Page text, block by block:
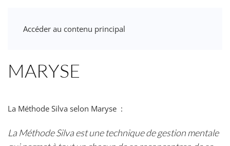
Accéder au contenu principal
MARYSE
La Méthode Silva selon Maryse :
La Méthode Silva est une technique de gestion mentale